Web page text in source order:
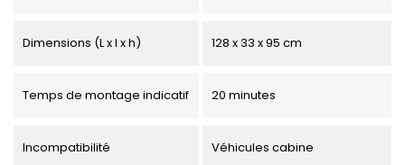
Dimensions (L x l x h) 128 x 33 x 95 cm
Temps de montage indicatif 20 minutes
Incompatibilité
Véhicules cabine